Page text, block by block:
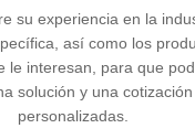
su experiencia en la
así como los
le interesan, para que
solución y una
personalizadas.